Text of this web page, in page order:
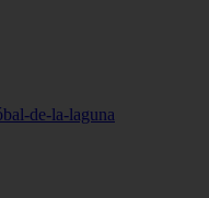
de-la-laguna